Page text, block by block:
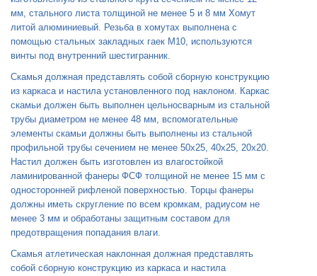
мм, стального листа толщиной не менее 5 и 8 мм Хомут
литой алюминиевый. Резьба в хомутах выполнена с
помощью стальных закладных гаек М10, используются
винты под внутренний шестигранник.
Скамья должная представлять собой сборную конструкцию
из каркаса и настила установленного под наклоном. Каркас
скамьи должен быть выполнен цельносварным из стальной
трубы диаметром не менее 48 мм, вспомогательные
элементы скамьи должны быть выполнены из стальной
профильной трубы сечением не менее 50x25, 40x25, 20x20.
Настил должен быть изготовлен из влагостойкой
ламинированной фанеры ФСФ толщиной не менее 15 мм с
односторонней рифленой поверхностью. Торцы фанеры
должны иметь скругление по всем кромкам, радиусом не
менее 3 мм и обработаны защитным составом для
предотвращения попадания влаги.
Скамья атлетическая наклонная должная представлять
собой сборную конструкцию из каркаса и настила